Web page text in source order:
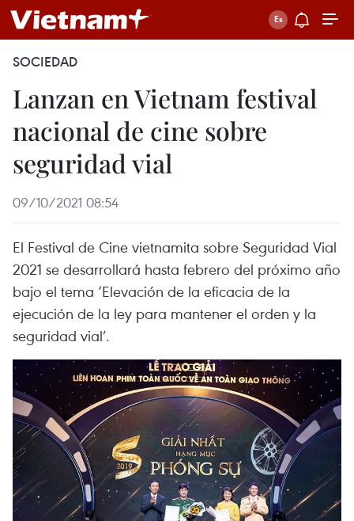
SOCIEDAD
Lanzan en Vietnam festival
nacional de cine sobre
seguridad vial
09/10/2021 08:54
El Festival de Cine vietnamita sobre Seguridad Vial
2021 se desarrollará hasta febrero del próximo año
bajo el tema ‘Elevación de la eficacia de la
ejecución de la ley para mantener el orden y la
seguridad vial’.